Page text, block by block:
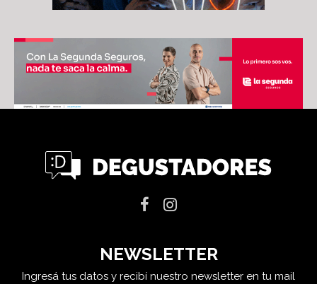
NEWSLETTER
Ingresá tus datos y recibí nuestro newsletter en tu mail